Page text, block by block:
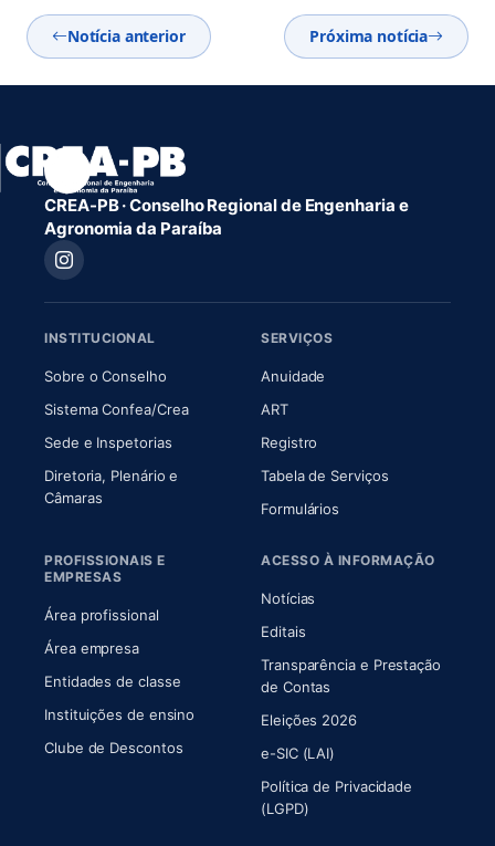
Notícia anterior Próxima notícia
CREA-PB · Conselho Regional de Engenharia e
Agronomia da Paraíba
INSTITUCIONAL
Sobre o Conselho(abre em nova aba)
Sistema Confea/Crea(abre em nova aba)
Sede e Inspetorias
Diretoria, Plenário e
Câmaras(abre em nova aba)
SERVIÇOS
Anuidade
ART(abre em nova aba)
Registro
Tabela de Serviços
Formulários
PROFISSIONAIS E
EMPRESAS
Área profissional
Área empresa
Entidades de classe
Instituições de ensino
Clube de Descontos
ACESSO À INFORMAÇÃO
Notícias
Editais
Transparência e Prestação
de Contas
Eleições 2026
e-SIC (LAI)
Política de Privacidade
(LGPD)